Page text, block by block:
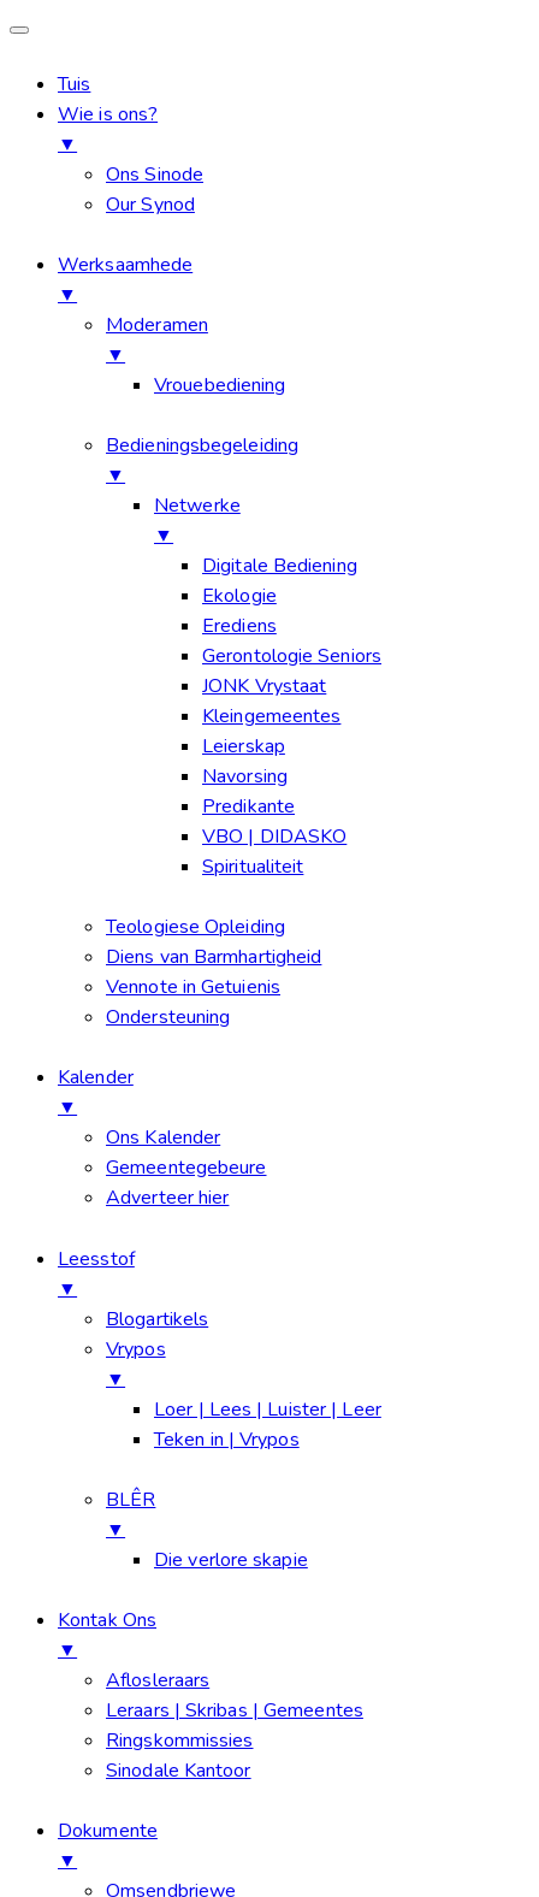
Tuis
Wie is ons?
▼
Ons Sinode
Our Synod
Werksaamhede
▼
Moderamen
▼
Vrouebediening
Bedieningsbegeleiding
▼
Netwerke
▼
Digitale Bediening
Ekologie
Erediens
Gerontologie Seniors
JONK Vrystaat
Kleingemeentes
Leierskap
Navorsing
Predikante
VBO | DIDASKO
Spiritualiteit
Teologiese Opleiding
Diens van Barmhartigheid
Vennote in Getuienis
Ondersteuning
Kalender
▼
Ons Kalender
Gemeentegebeure
Adverteer hier
Leesstof
▼
Blogartikels
Vrypos
▼
Loer | Lees | Luister | Leer
Teken in | Vrypos
BLÊR
▼
Die verlore skapie
Kontak Ons
▼
Aflosleraars
Leraars | Skribas | Gemeentes
Ringskommissies
Sinodale Kantoor
Dokumente
▼
Omsendbriewe